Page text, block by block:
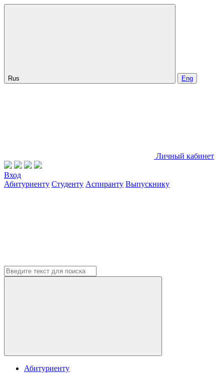
Rus Eng
Личный кабинет
Вход
Абитуриенту Студенту Аспиранту Выпускнику
Абитуриенту